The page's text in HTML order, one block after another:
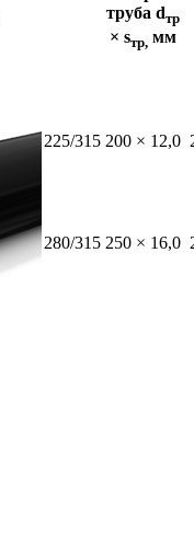
труба dтр
× sтр, мм
225/315 200 × 12,0
280/315 250 × 16,0